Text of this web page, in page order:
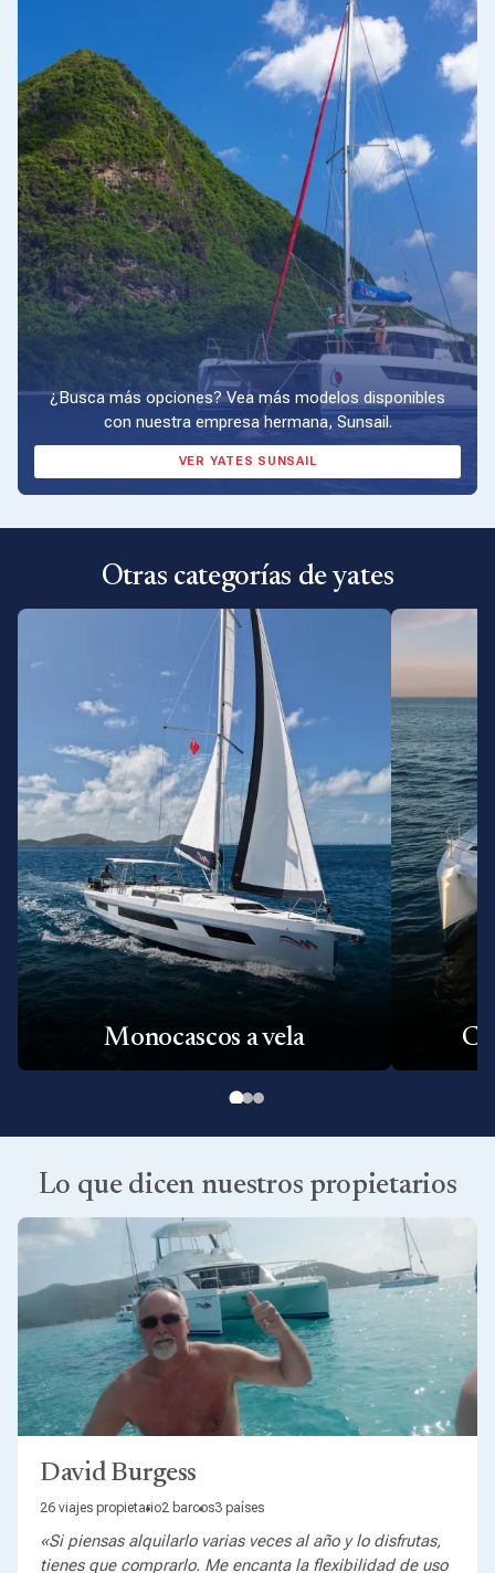
¿Busca más opciones? Vea más modelos disponibles
con nuestra empresa hermana, Sunsail.
VER YATES SUNSAIL
Otras categorías de yates
Monocascos a vela
Lo que dicen nuestros propietarios
David Burgess
26 viajes propietario2 barcos3 países
«Si piensas alquilarlo varias veces al año y lo disfrutas,
tienes que comprarlo. Me encanta la flexibilidad de uso